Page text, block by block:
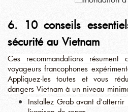
6. 10 conseils
sécurité au Vietnam
Ces recommandations
voyageurs francophones
Appliquez-les toutes et vous
dangers Vietnam à un niveau
Installez Grab avant d'atterrir